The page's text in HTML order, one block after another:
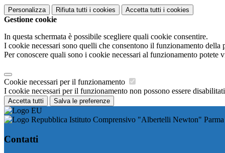
Personalizza Rifiuta tutti i cookies Accetta tutti i cookies
Gestione cookie
In questa schermata è possibile scegliere quali cookie consentire.
I cookie necessari sono quelli che consentono il funzionamento
Per conoscere quali sono i cookie necessari al funzionamento potete
Cookie necessari per il funzionamento
I cookie necessari per il funzionamento non possono essere
Accetta tutti Salva le preferenze
Istituto Comprensivo "Albertelli Newton" Parma
Contatti